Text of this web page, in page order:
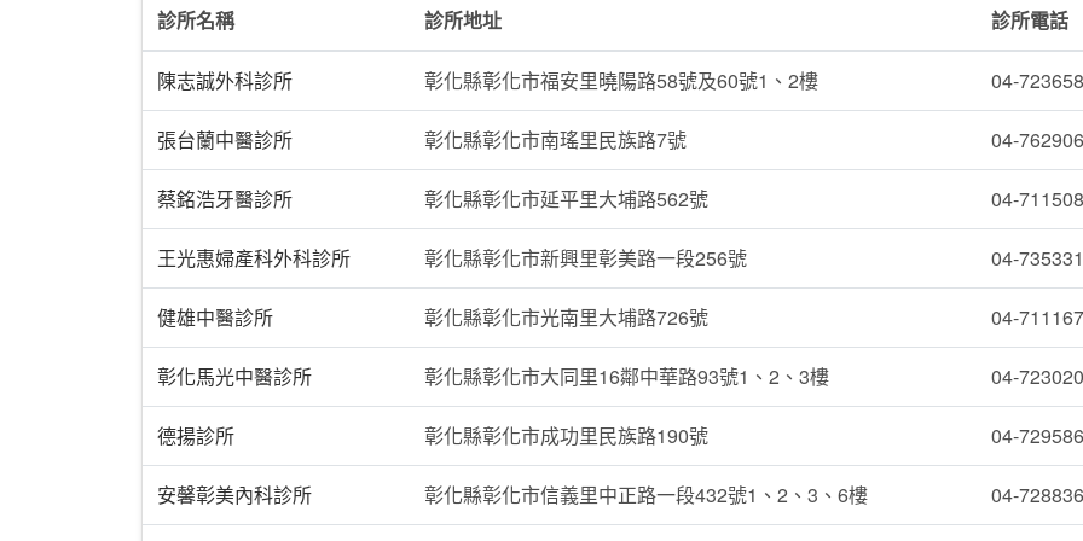
診所名稱 診所地址 診所電話
陳志誠外科診所 彰化縣彰化市福安里曉陽路58號及60號1、2樓 04-
張台蘭中醫診所 彰化縣彰化市南瑤里民族路7號 04-
蔡銘浩牙醫診所 彰化縣彰化市延平里大埔路562號 04-
王光惠婦產科外科診所 彰化縣彰化市新興里彰美路一段256號 04-
健雄中醫診所 彰化縣彰化市光南里大埔路726號 04-
彰化馬光中醫診所 彰化縣彰化市大同里16鄰中華路93號1、2、3樓 04-
德揚診所 彰化縣彰化市成功里民族路190號 04-
安馨彰美內科診所 彰化縣彰化市信義里中正路一段432號1、2、3、6樓 04-